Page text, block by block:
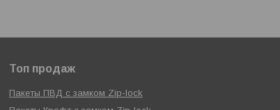
Топ продаж
Пакеты ПВД с замком Zip-lock